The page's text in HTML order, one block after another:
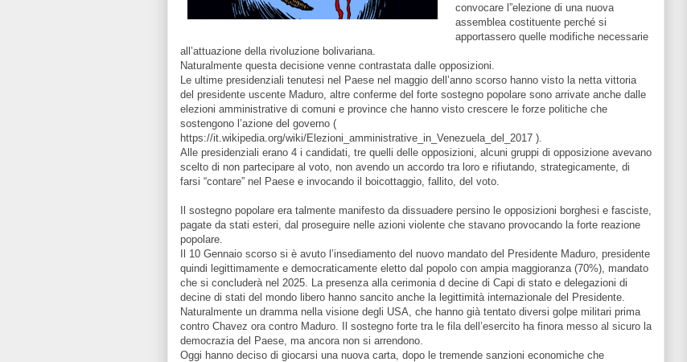
convocare l”elezione di una nuova
assemblea costituente perché si
apportassero quelle modifiche necessarie
all’attuazione della rivoluzione bolivariana.
Naturalmente questa decisione venne contrastata dalle opposizioni.
Le ultime presidenziali tenutesi nel Paese nel maggio dell’anno scorso hanno visto la netta vittoria
del presidente uscente Maduro, altre conferme del forte sostegno popolare sono arrivate anche dalle
elezioni amministrative di comuni e province che hanno visto crescere le forze politiche che
sostengono l’azione del governo (
https://it.wikipedia.org/wiki/Elezioni_amministrative_in_Venezuela_del_2017 ).
Alle presidenziali erano 4 i candidati, tre quelli delle opposizioni, alcuni gruppi di opposizione avevano
scelto di non partecipare al voto, non avendo un accordo tra loro e rifiutando, strategicamente, di
farsi “contare” nel Paese e invocando il boicottaggio, fallito, del voto.
Il sostegno popolare era talmente manifesto da dissuadere persino le opposizioni borghesi e fasciste,
pagate da stati esteri, dal proseguire nelle azioni violente che stavano provocando la forte reazione
popolare.
Il 10 Gennaio scorso si è avuto l’insediamento del nuovo mandato del Presidente Maduro, presidente
quindi legittimamente e democraticamente eletto dal popolo con ampia maggioranza (70%), mandato
che si concluderà nel 2025. La presenza alla cerimonia d decine di Capi di stato e delegazioni di
decine di stati del mondo libero hanno sancito anche la legittimità internazionale del Presidente.
Naturalmente un dramma nella visione degli USA, che hanno già tentato diversi golpe militari prima
contro Chavez ora contro Maduro. Il sostegno forte tra le fila dell’esercito ha finora messo al sicuro la
democrazia del Paese, ma ancora non si arrendono.
Oggi hanno deciso di giocarsi una nuova carta, dopo le tremende sanzioni economiche che